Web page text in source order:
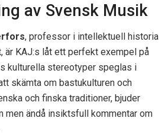
av Svensk Musik
, professor i intellektuell historia
är KAJ:s låt ett perfekt exempel på
kulturella stereotyper speglas i
skämta om bastukulturen och
och finska traditioner, bjuder
men ändå insiktsfull kommentar om